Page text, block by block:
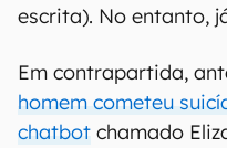
escrita). No entanto,
Em contrapartida,
homem cometeu
chatbot chamado